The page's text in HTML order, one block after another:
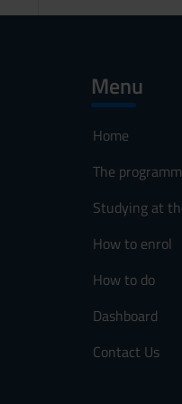
Menu
Home
The
Studying at
How to enrol
How to do
Dashboard
Contact Us